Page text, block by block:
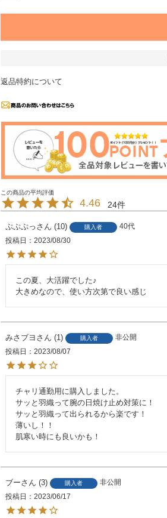
返品特約について
4.46 24
ぷぷぷっ 10 購入者
40代
投稿日
2023/08/30
この夏、大活躍でした♪
大きめなので、使い方次第で良い感じ
みさブヨ 1 購入者
非公開
投稿日
2023/08/07
チャリ通勤用に購入しました。
サッと羽織って腕の日焼け止め対策に！
サッと羽織って出られるから楽です！
薄いし！！
肌寒い時にも良いかも！
ブー 3 購入者
非公開
投稿日
2023/06/17